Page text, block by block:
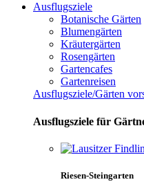
Ausflugsziele
Botanische Gärten
Blumengärten
Kräutergärten
Rosengärten
Gartencafes
Gartenreisen
Ausflugsziele/Gärten
Ausflugsziele für
Riesen-Steingarten